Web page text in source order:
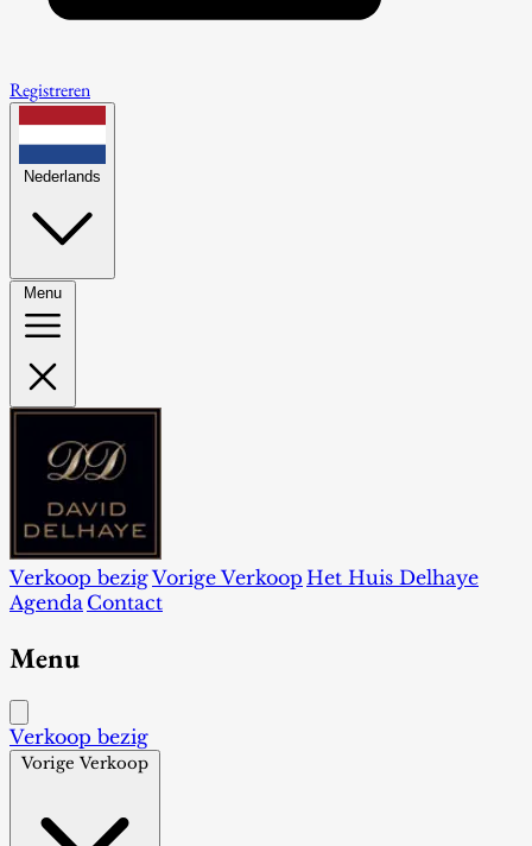
Registreren
Nederlands
Menu
Verkoop bezigVorige Verkoop Het Huis Delhaye
Agenda Contact
Menu
Verkoop bezig
Vorige Verkoop